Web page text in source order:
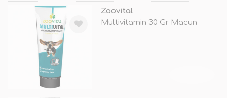
Zoovital
Multivitamin 30 Gr Macun